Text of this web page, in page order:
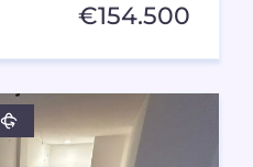
€154.500